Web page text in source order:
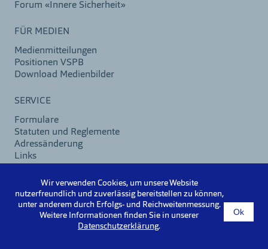
Forum «Innere Sicherheit»
FÜR MEDIEN
Medienmitteilungen
Positionen VSPB
Download Medienbilder
SERVICE
Formulare
Statuten und Reglemente
Adressänderung
Links
©2026 VSPB
Wir verwenden Cookies, um unsere Website
nutzerfreundlich und zuverlässig bereitstellen zu können,
unter anderem durch Erfolgs- und Reichweitenmessung.
Weitere Informationen finden Sie in unserer
Datenschutzerklärung.
Ok